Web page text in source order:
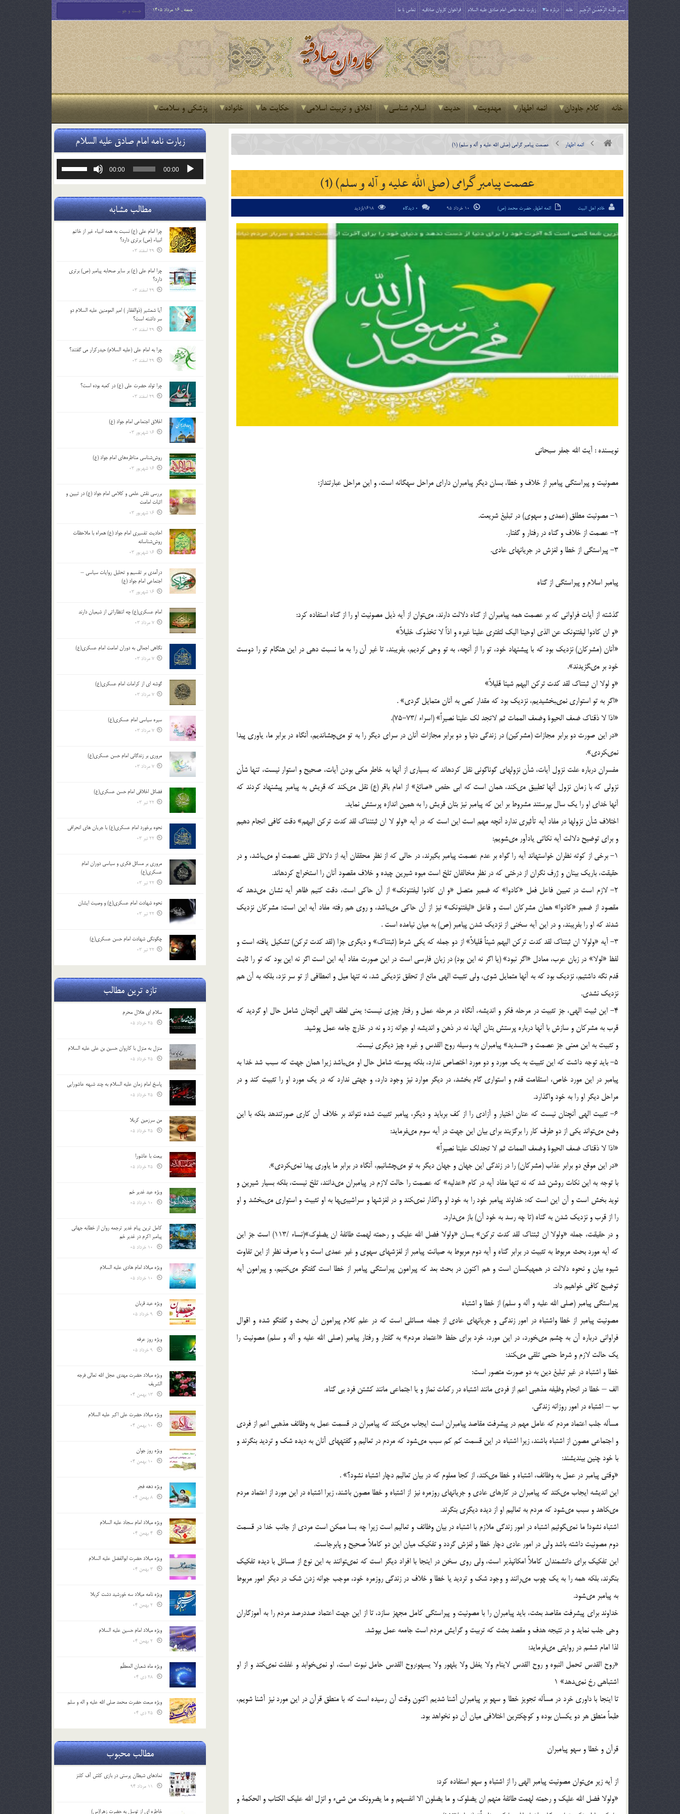
بِسْمِ اللَّـهِ الرَّحْمَـٰنِ الرَّحِيمِ خانه درباره ما زیارت نامه خاص امام صادق علیه السلام فراخوان کاروان صادقیه تماس با ما جمعه , 16 مرداد 1405
خانه کلام جاودان ائمه اطهار مهدویت حدیث اسلام شناسی اخلاق و تربیت اسلامی حکایت ها خانواده پزشکی و سلامت
ائمه اطهار عصمت پيامبر گرامى (صلی الله علیه و آله و سلم) (1)
عصمت پيامبر گرامى (صلی الله علیه و آله و سلم) (1)
خادم اهل البیت ائمه اطهار, حضرت محمد (ص) 0 دیدگاه
نويسنده : آيت الله جعفر سبحانى
مصونيت و پيراستگى پيامبر از خلاف و خطا، بسان ديگر پيامبران داراى مراحل سه‏گانه است، و اين مراحل عبارتنداز:
1- مصونيت مطلق (عمدى و سهوى) در تبليغ شريعت.
2- عصمت از خلاف و گناه در رفتار و گفتار.
3- پيراستگى از خطا و لغزش در جريانهاى عادى.
پيامبر اسلام و پيراستگى از گناه‏
گذشته از آيات فراوانى كه بر عصمت همه پيامبران از گناه دلالت دارند، مى‏توان از آيه ذيل مصونيت او را از گناه استفاده كرد:
«و ان كادوا ليفتنونك عن الذى اوحينا اليك لتفترى علينا غيره و اذاً لا تخذوك خليلاً»
«آنان (مشركان) نزديك بود كه با پيشنهاد خود، تو را از آنچه، به تو وحى كرديم، بفريبند، تا غير آن را به ما نسبت دهى در اين هنگام تو را دوست
خود بر مى‏گزيدند».
«و لولا ان ثبتناك لقد كدت تركن اليهم شيئا قليلاً»
«اگر به تو استوارى نمى‏بخشيديم، نزديك بود كه مقدار كمى به آنان متمايل گردى» .
«اذا لا ذقناك ضعف الحيوة وضعف الممات ثم لاتجد لك علينا نصيراً» (اسراء /73-75).
«در اين صورت دو برابر مجازات (مشركين) در زندگى دنيا و دو برابر مجازات آنان در سراى ديگر را به تو مى‏چشانديم، آنگاه در برابر ما، ياورى پيدا
نمى‏كردى».
مفسران درباره علت نزول آيات، شأن نزولهاى گوناگونى نقل كرده‏اند كه بسيارى از آنها به خاطر مكى بودن آيات، صحيح و استوار نيست، تنها شأن
نزولى كه با زمان نزول آنها تطبيق مى‏كند، همان است كه ابى حفص «صائغ» از امام باقر (ع) نقل مى‏كند كه قريش به پيامبر پيشنهاد كردند كه
آنها خداى او را يك سال بپرستند مشروط بر اين كه پيامبر نيز بتان قريش را به همين اندازه پرستش نمايد.
اختلاف شأن نزولها در مفاد آيه تأثيرى ندارد آنچه مهم است اين است كه در آيه «ولو لا ان ثبتنناك لقد كدت تركن اليهم» دقت كافى انجام دهيم
و براى توضيح دلالت آيه نكاتى يادآور مى‏شويم:
1- برخى از كوته نظران خواسته‏اند آيه را گواه بر عدم عصمت پيامبر بگيرند، در حالى كه از نظر محققان آيه از دلائل نقلى عصمت او مى‏باشد، و در
حقيقت، باريك بينان و ژرف نگران از درختى كه در نظر مخالفان تلخ است ميوه شيرين چيده و خلاف مقصود آنان را استخراج كرده‏اند.
2- لازم است در تعيين فاعل فعل «كادوا» كه ضمير متصل «و ان كادوا ليفتنونك» از آن حاكى است، دقت كنيم ظاهر آيه نشان مى‏دهد كه
مقصود از ضمير «كادوا» همان مشركان است و فاعل «ليفتنونك» نيز از آن حاكى مى‏باشد، و روى هم رفته مفاد آيه اين است: مشركان نزديك
شدند كه او را بفريبند، و در اين آيه سخنى از نزديك شدن پيامبر (ص) به ميان نيامده است .
3- آيه «ولولا ان ثبتناك لقد كدت تركن اليهم شيئاً قليلاً» از دو جمله كه يكى شرط (ثبتناك» و ديگرى جزا (لقد كدت تركن) تشكيل يافته است و
لفظ «لولا» در زبان عرب، معادل «اگر نبود» (يا اگر نه اين بود) در زبان فارسى است در اين صورت مفاد آيه اين است اگر نه اين بود كه تو را ثابت
قدم نگه داشتيم، نزديك بود كه به آنها متمايل شوى، ولى تثبيت الهى مانع از تحقق نزديكى شد، نه تنها ميل و انعطافى از تو سر نزد، بلكه به آن هم
نزديك نشدى.
4- اين ثبيت الهى، جز تثبيت در مرحله فكر و انديشه، آنگاه در مرحله عمل و رفتار چيزى نيست؛ يعنى لطف الهى آنچنان شامل حال او گرديد كه
قرب به مشركان و سازش با آنها درباره پرستش بتان آنها، نه در ذهن و انديشه او جوانه زد و نه در خارج جامه عمل پوشيد.
و تثبيت به اين معنى جز عصمت و «تسديد» پيامبران به وسيله روح القدس و غيره چيز ديگرى نيست.
5- بايد توجه داشت كه اين تثبيت به يك مورد و دو مورد اختصاص ندارد، بلكه پيوسته شامل حال او مى‏باشد زيرا همان جهت كه سبب شد خدا به
پيامبر در اين مورد خاص، استقامت قدم و استوارى گام بخشد، در ديگر موارد نيز وجود دارد، و جهتى ندارد كه در يك مورد او را تثبيت كند و در
مراحل ديگر او را به خود واگذارد.
6- تثبيت الهى آنچنان نيست كه عنان اختيار و آزادى را از كف بربايد و ديگر، پيامبر تثبيت شده نتواند بر خلاف آن كارى صورت‏ندهد بلكه با اين
وضع مى‏تواند يكى از دو طرف كار را برگزيند براى بيان اين جهت در آيه سوم مى‏فرمايد:
«اذا لا ذقناك ضعف الحيوة وضعف الممات ثم لا تجدلك علينا نصيراً»
«در اين موقع دو برابر عذاب (مشركان) را در زندگى اين جهان و جهان ديگر به تو مى‏چشانيم، آنگاه در برابر ما ياورى پيدا نمى‏كردى».
با توجه به اين نكات روشن شد كه نه تنها مفاد آيه در كام «عدليه» كه عصمت را حالت لازم در پيامبران مى‏دانند، تلخ نيست، بلكه بسيار شيرين و
نويد بخش است و آن اين است كه: خداوند پيامبر خود را به خود او واگذار نمى‏كند و در لغزشها و سراشيبى‏ها به او تثبيت و استوارى مى‏بخشد و او
را از قرب و نزديك شدن به گناه (تا چه رسد به خود آن) باز مى‏دارد.
و در حقيقت، جمله «ولولا ان ثبتناك لقد كدت تركن» بسان «ولولا فضل الله عليك و رحمته لهمت طائفة ان يضلوك»(نساء /113) است جز اين
كه آيه مورد بحث مربوط به تثبيت در برابر گناه و آيه دوم مربوط به صيانت پيامبر از لغزشهاى سهوى و غير عمدى است و با صرف نظر از اين تفاوت
شيوه بيان و نحوه دلالت در همه‏يكسان است و هم اكنون در بحث بعد كه پيرامون پيراستگى پيامبر از خطا است گفتگو مى‏كنيم، و پيرامون آيه
توضيح كافى خواهيم داد.
پيراستگى پيامبر (صلی الله علیه و آله و سلم) از خطا و اشتباه‏
مصونيت پيامبر از خطا واشتباه در امور زندگى و جريانهاى عادى از جمله مسائلى است كه در علم كلام پيرامون آن بحث و گفتگو شده و اقوال
فراوانى درباره آن به چشم مى‏خورد، در اين مورد، خرد براى حفظ «اعتماد مردم» به گفتار و رفتار پيامبر (صلی الله علیه و آله و سلم) مصونيت را
يك حالت لازم و شرط حتمى تلقى مى‏كند:
خطا و اشتباه در غير تبليغ دين به دو صورت متصور است:
الف – خطا در انجام وظيفه مذهبى اعم از فردى مانند اشتباه در ركعات نماز و يا اجتماعى مانند كشتن فرد بى گناه.
ب – اشتباه در امور روزانه زندگى.
مسأله جلب اعتماد مردم كه عامل مهم در پيشرفت مقاصد پيامبران است ايجاب مى‏كند كه پيامبران در قسمت عمل به وظائف مذهبى اعم از فردى
و اجتماعى مصون از اشتباه باشند، زيرا اشتباه در اين قسمت كم كم سبب مى‏شود كه مردم در تعاليم و گفته‏هاى آنان به ديده شك و ترديد بنگرند و
با خود چنين بينديشند:
«وقتى پيامبر در عمل به وظائف، اشتباه و خطا مى‏كند، از كجا معلوم كه در بيان تعاليم دچار اشتباه نشود؟» .
اين انديشه ايجاب مى‏كند كه پيامبران در كارهاى عادى و جريانهاى روزمره نيز از اشتباه و خطا مصون باشند، زيرا اشتباه در اين مورد از اعتماد مردم
مى‏كاهد و سبب مى‏شود كه مردم به تعاليم او از ديده ديگرى بنگرند.
اشتباه نشود! ما نمى‏گوئيم اشتباه در امور زندگى ملازم با اشتباه در بيان وظائف و تعاليم است زيرا چه بسا ممكن است مردى از جانب خدا در قسمت
دوم مصونيت داشته باشد ولى در امور عادى دچار خطا و لغزش گردد و تفكيك ميان اين دو كاملاً صحيح و پابرجاست.
اين تفكيك براى دانشمندان كاملاً امكان‏پذير است، ولى روى سخن در اينجا با افراد ديگر است كه نمى‏توانند به اين نوع از مسائل با ديده تفكيك
بنگرند، بلكه همه را به يك چوب مى‏رانند و وجود شك و ترديد يا خطا و خلاف در زندگى روزمره خود، موجب جوانه زدن شك در ديگر امور مربوط
به پيامبر مى‏شود.
خداوند براى پيشرفت مقاصد بعثت، بايد پيامبران را با مصونيت و پيراستگى كامل مجهز سازد، تا از اين جهت اعتماد صددرصد مردم را به آموزگاران
وحى جلب نمايد و در نتيجه هدف و مقصد بعثت كه تربيت و گرايش مردم است جامعه عمل بپوشد.
لذا امام ششم در روايتى مى‏فرمايد:
«روح القدس تحمل النبوه و روح القدس لاينام ولا يغفل ولا يلهور ولا يسهو:روح القدس حامل نبوت است، او نمى‏خوابد و غفلت نمى‏كند و از او
اشتباهى رخ نمى‏دهد» 1
تا اينجا با داورى خرد در مسأله تجويز خطا و سهو بر پيامبران آشنا شديم اكنون وقت آن رسيده است كه با منطق قرآن در اين مورد نيز آشنا شويم،
طبعاً منطق هر دو يكسان بوده و كوچك‏ترين اختلافى ميان آن دو نخواهد بود.
قرآن و خطا و سهو پيامبران‏
از آيه زير مى‏توان مصونيت پيامبر الهى را از اشتباه و سهو استفاده كرد:
«ولولا فضل الله عليك و رحمته لهمت طائفة منهم ان يضلوك و ما يضلون الا انفسهم و ما يضرونك من شى‏ء و انزل الله عليك الكتاب و الحكمة و
زیارت نامه امام صادق علیه السلام
پخش‌کننده
00:00
00:00
یا
صدا
کلیدهای
مطالب مشابه
چرا امام علی (ع) نسبت به همه انبیاء غیر از خاتم
انبیاء (ص) برتری دارد؟
29 اسفند 03
چرا امام علی (ع) بر سایر صحابه پیامبر (ص) برتری
دارد؟
29 اسفند 03
آیا شمشیر (ذوالفقار ) امیر المومنین علیه السلام دو
سر داشته است؟
29 اسفند 03
چرا به امام علی (علیه السلام) حیدرکرار می گفتند؟
29 اسفند 03
چرا تولد حضرت علی (ع) در کعبه بوده است؟
29 اسفند 03
اخلاق اجتماعی امام جواد (ع)
16 شهریور 03
روش‌شناسی مناظره‌های امام جواد (ع)
16 شهریور 03
بررسی نقش علمی و کلامی امام جواد (ع) در تبیین و
اثبات امامت
16 شهریور 03
احادیث تفسیری امام جواد (ع) همراه با ملاحظات
روش‌شناسانه
16 شهریور 03
درآمدی بر تقسیم و تحلیل روایات سیاسی –
اجتماعی امام جواد (ع)
16 شهریور 03
امام عسکری(ع) چه انتظاراتی از شیعیان دارند
7 مرداد 03
نگاهی اجمالی به دوران امامت امام عسکری(ع)
7 مرداد 03
گوشه ای از کرامات امام عسکری(ع)
7 مرداد 03
سیره سیاسی امام عسکری(ع)
7 مرداد 03
مروری بر زندگانی امام حسن عسکری(ع)
7 مرداد 03
فضائل اخلاقی امام حسن عسکری(ع)
22 تیر 03
نحوه برخورد امام عسکری(ع) با جریان های انحرافی
22 تیر 03
مروری بر مسائل فکری و سیاسی دوران امام
عسکری(ع)
22 تیر 03
نحوه شهادت امام عسکری(ع) و وصیت ایشان
22 تیر 03
چگونگی شهادت امام حسن عسکری(ع)
22 تیر 03
تازه ترین مطالب
سلام ای هلال محرم
منزل به منزل با کاروان حسین بن علی علیه السلام
پاسخ امام زمان علیه السلام به چند شبهه عاشورایی
من سرزمین کربلا
بیعت با عاشورا
ویژه عید غدیر خم
کامل ترین پیام غدیر ترجمه روان از خطابه جهانی
پیامبر اکرم در غدیر خم
ویژه میلاد امام هادی علیه السلام
ویژه عید قربان
ویژه روز عرفه
ویژه میلاد حضرت مهدی عجل الله تعالی فرجه
الشريف
ویژه میلاد حضرت علی اکبر علیه السلام
ویژه روز جوان
ویژه دهه فجر
ویژه میلاد امام سجاد علیه السلام
ویژه میلاد حضرت ابوالفضل علیه السلام
ویژه نامه میلاد سه خورشید دشت کربلا
ویژه میلاد امام حسین علیه السلام
ویژه ماه شعبان المعظّم
ویژه مبعث حضرت محمد صلی الله علیه و اله و سلم
مطالب محبوب
نمادهای شیطان پرستی در بازی کلش آف کلنز
خاطره ای از توسل به حضرت زهرا(س)